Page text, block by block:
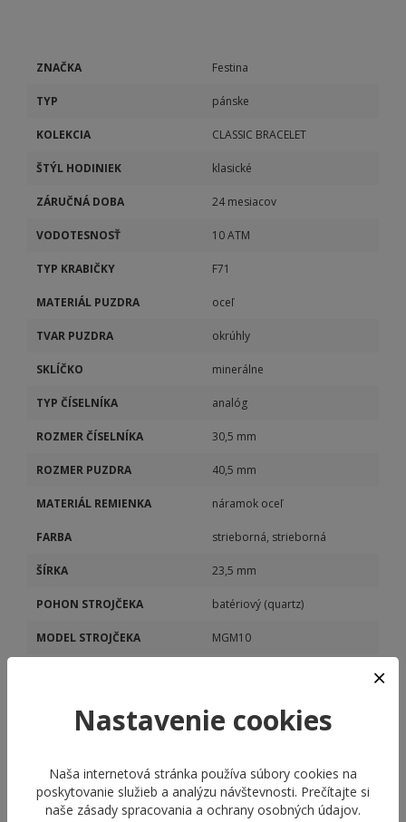
ZNAČKA Festina
TYP pánske
KOLEKCIA CLASSIC BRACELET
ŠTÝL HODINIEK klasické
ZÁRUČNÁ DOBA 24 mesiacov
VODOTESNOSŤ 10 ATM
TYP KRABIČKY F71
MATERIÁL PUZDRA oceľ
TVAR PUZDRA okrúhly
SKLÍČKO minerálne
TYP ČÍSELNÍKA analóg
ROZMER ČÍSELNÍKA 30,5 mm
ROZMER PUZDRA 40,5 mm
MATERIÁL REMIENKA náramok oceľ
FARBA strieborná, strieborná
ŠÍRKA 23,5 mm
POHON STROJČEKA batériový (quartz)
MODEL STROJČEKA MGM10
Nastavenie cookies
Naša internetová stránka používa súbory cookies na
poskytovanie služieb a analýzu návštevnosti. Prečítajte si
naše zásady spracovania a ochrany osobných údajov.